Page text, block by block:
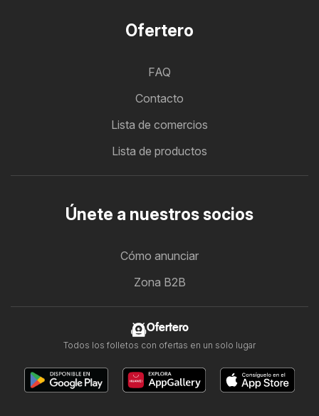
Ofertero
FAQ
Contacto
Lista de comercios
Lista de productos
Únete a nuestros socios
Cómo anunciar
Zona B2B
Ofertero
Todos los folletos con ofertas en un solo lugar